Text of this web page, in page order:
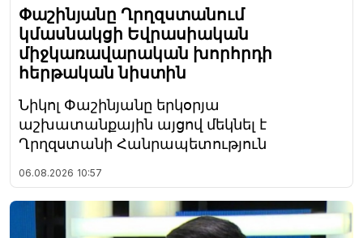
Փաշինյանը Ղրղզստանում
կմասնակցի Եվրասիական
միջկառավարական խորհրդի
հերթական նիստին
Նիկոլ Փաշինյանը երկօրյա
աշխատանքային այցով մեկնել է
Ղրղզստանի Հանրապետություն
06.08.2026 10:57